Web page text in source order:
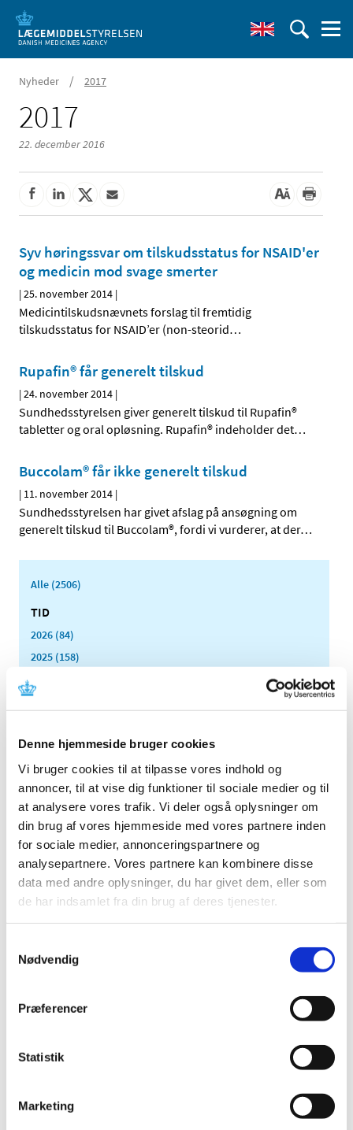
Denne hjemmeside bruger cookies
Vi bruger cookies til at tilpasse vores indhold og
annoncer, til at vise dig funktioner til sociale medier og til
at analysere vores trafik. Vi deler også oplysninger om
din brug af vores hjemmeside med vores partnere inden
for sociale medier, annonceringspartnere og
analysepartnere. Vores partnere kan kombinere disse
data med andre oplysninger, du har givet dem, eller som
de har indsamlet fra din brug af deres tjenester.
Nødvendig
Præferencer
Statistik
Marketing
Nyheder / 2017
2017
22. december 2016
Syv høringssvar om tilskudsstatus for NSAID'er
og medicin mod svage smerter
|25. november 2014 |
Medicintilskudsnævnets forslag til fremtidig
tilskudsstatus for NSAID’er (non-steorid…
Rupafin® får generelt tilskud
|24. november 2014 |
Sundhedsstyrelsen giver generelt tilskud til Rupafin®
tabletter og oral opløsning. Rupafin® indeholder det…
Buccolam® får ikke generelt tilskud
| 11. november 2014 |
Sundhedsstyrelsen har givet afslag på ansøgning om
generelt tilskud til Buccolam®, fordi vi vurderer, at der…
Alle (2506)
TID
2026 (84)
2025 (158)
2023 (195)
2021 (516)
2020 (263)
2019 (159)
2018 (150)
2017 (167)
2015 (33)
2014 (44)
december (3)
oktober (1)
august (4)
maj (2)
marts (3)